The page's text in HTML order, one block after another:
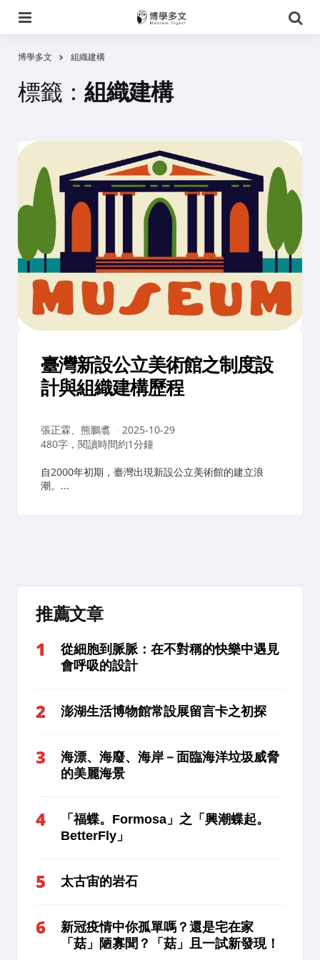
尋
博學多文 組織建構
標籤： 組織建構
臺灣新設公立美術館之制度設
計與組織建構歷程
作
者：
張正霖、熊鵬翥
2025-10-29
480字，閱讀時間約1分鐘
自2000年初期，臺灣出現新設公立美術館的建立浪
潮。...
推薦文章
從細胞到脈脈：在不對稱的快樂中遇見
會呼吸的設計
澎湖生活博物館常設展留言卡之初探
海漂、海廢、海岸－面臨海洋垃圾威脅
的美麗海景
「福蝶。Formosa」之「興潮蝶起。
BetterFly」
太古宙的岩石
新冠疫情中你孤單嗎？還是宅在家
「菇」陋寡聞？「菇」且一試新發現！